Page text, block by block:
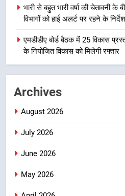
देहरादून में
1
मुख्यमंत्री
देना
भारी से बहुत भारी वर्षा की चेतावनी
विभागों को हाई अलर्ट पर रहने के निर्देश
एमडीडीए बोर्ड बैठक में 25 विकास
के नियोजित विकास को मिलेगी रफ्तार
Archives
August 2026
July 2026
June 2026
May 2026